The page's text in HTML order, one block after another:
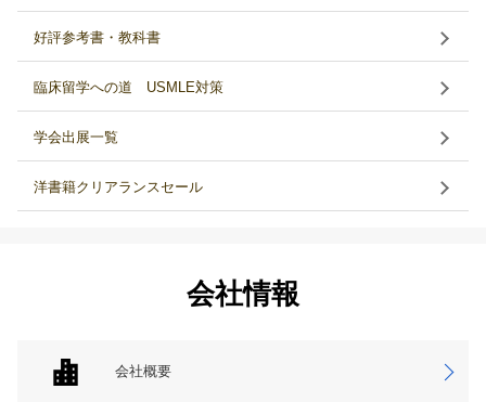
好評参考書・教科書
臨床留学への道 USMLE対策
学会出展一覧
洋書籍クリアランスセール
会社情報
会社概要